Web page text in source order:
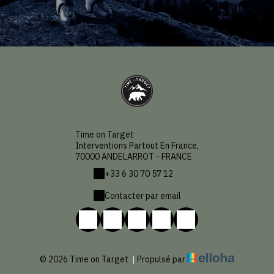
Time on Target
Interventions Partout En France,
70000 ANDELARROT - FRANCE
+33 6 30 70 57 12
Contacter par email
© 2026 Time on Target | Propulsé par